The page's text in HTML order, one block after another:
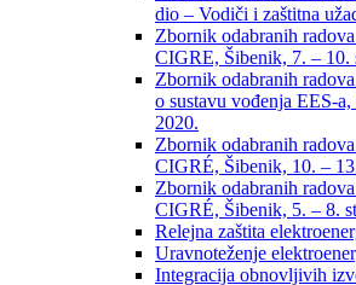
dio – Vodiči i zaštitna
Zbornik odabranih
CIGRE, Šibenik, 7. – 10.
Zbornik odabranih
o sustavu vođenja EES-
2020.
Zbornik odabranih
CIGRÉ, Šibenik, 10. –
Zbornik odabranih
CIGRÉ, Šibenik, 5. – 8.
Relejna zaštita
Uravnoteženje
Integracija obnovljivih